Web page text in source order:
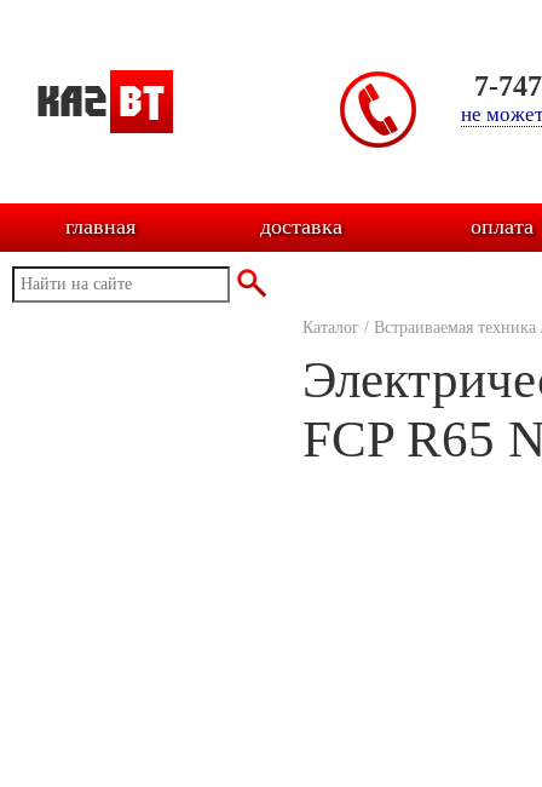
7-
не
главная доставка оплата
Каталог / Встраиваемая техника
FCP R65